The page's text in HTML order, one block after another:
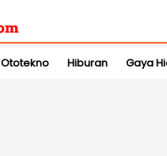
Ototekno Hiburan Gaya